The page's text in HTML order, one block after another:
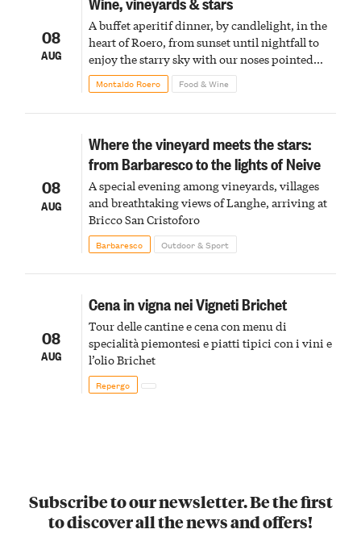
08
AUG
A buffet aperitif dinner, by candlelight, in the
heart of Roero, from sunset until nightfall to
enjoy the starry sky with our noses pointed
upward
Montaldo Roero Food & Wine
08
AUG
Where the vineyard meets the stars:
from Barbaresco to the lights of Neive
A special evening among vineyards, villages
and breathtaking views of Langhe, arriving at
Bricco San Cristoforo
Barbaresco Outdoor & Sport
08
AUG
Cena in vigna nei Vigneti Brichet
Tour delle cantine e cena con menu di
specialità piemontesi e piatti tipici con i vini e
l’olio Brichet
Repergo
Subscribe to our newsletter. Be the first
to discover all the news and offers!